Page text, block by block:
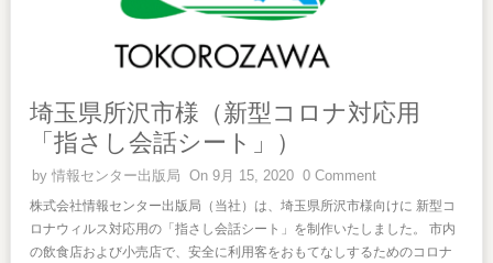
埼玉県所沢市様（新型コロナ対応用
「指さし会話シート」）
by情報センター出版局 On 9月 15, 2020 0 Comment
株式会社情報センター出版局（当社）は、埼玉県所沢市様向けに 新型コ
ロナウィルス対応用の「指さし会話シート」を制作いたしました。 市内
の飲食店および小売店で、安全に利用客をおもてなしするためのコロナ